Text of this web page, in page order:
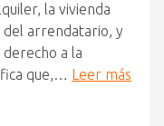
la vivienda
del arrendatario, y
a la
que,… Leer más